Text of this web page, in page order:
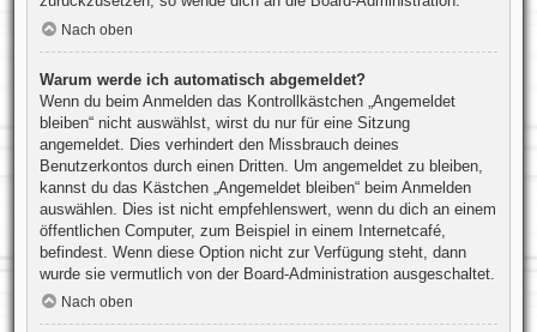
Nach oben
Warum werde ich automatisch abgemeldet?
Wenn du beim Anmelden das Kontrollkästchen „Angemeldet
bleiben“ nicht auswählst, wirst du nur für eine Sitzung
angemeldet. Dies verhindert den Missbrauch deines
Benutzerkontos durch einen Dritten. Um angemeldet zu bleiben,
kannst du das Kästchen „Angemeldet bleiben“ beim Anmelden
auswählen. Dies ist nicht empfehlenswert, wenn du dich an einem
öffentlichen Computer, zum Beispiel in einem Internetcafé,
befindest. Wenn diese Option nicht zur Verfügung steht, dann
wurde sie vermutlich von der Board-Administration ausgeschaltet.
Nach oben